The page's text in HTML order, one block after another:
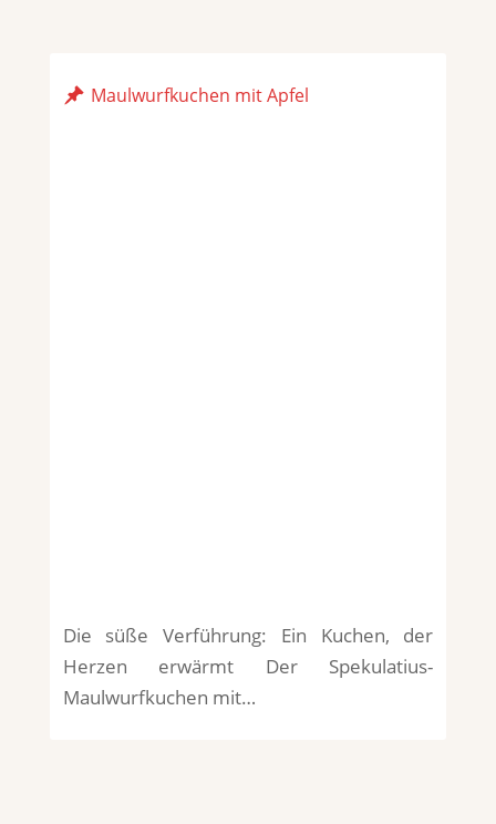
Maulwurfkuchen mit Apfel
Die süße Verführung: Ein Kuchen, der
Herzen erwärmt Der Spekulatius-
Maulwurfkuchen mit…